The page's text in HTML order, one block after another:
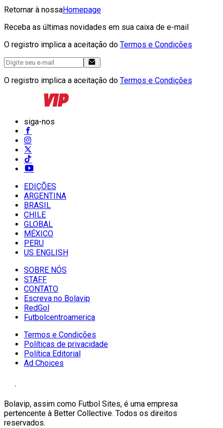
Retornar à nossaHomepage
Receba as últimas novidades em sua caixa de e-mail
O registro implica a aceitação do Termos e Condições
O registro implica a aceitação do Termos e Condições
siga-nos
EDIÇÕES
ARGENTINA
BRASIL
CHILE
GLOBAL
MÉXICO
PERU
US ENGLISH
SOBRE NÓS
STAFF
CONTATO
Escreva no Bolavip
RedGol
Futbolcentroamerica
Termos e Condições
Políticas de privacidade
Política Editorial
Ad Choices
Bolavip, assim como Futbol Sites, é uma empresa
pertencente à Better Collective. Todos os direitos
reservados.